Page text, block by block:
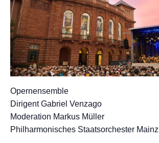
Opernensemble
Dirigent Gabriel Venzago
Moderation Markus Müller
Philharmonisches Staatsorchester Mainz